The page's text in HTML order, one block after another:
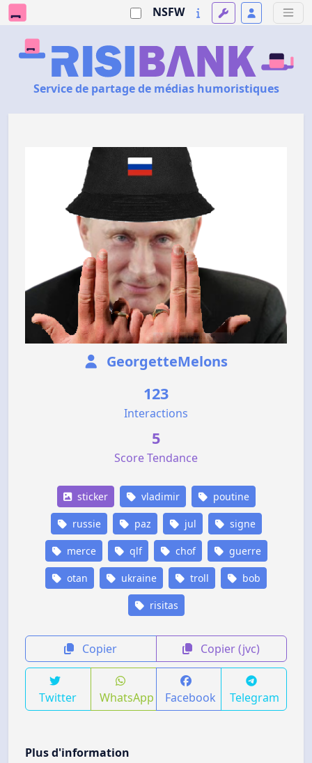
NSFW
Service de partage de médias humoristiques
GeorgetteMelons
123
Interactions
5
Score Tendance
sticker vladimir poutine
russie paz jul signe
merce qlf chof guerre
otan ukraine troll bob
risitas
Copier Copier (jvc)
Twitter WhatsApp Facebook Telegram
Plus d'information